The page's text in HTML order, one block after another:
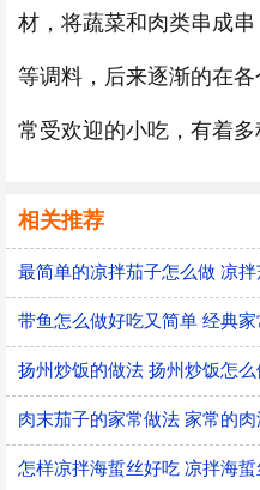
材，将蔬菜和肉类串成
等调料，后来逐渐的在
常受欢迎的小吃，有着多
相关推荐
扬州炒饭的做法 扬州炒饭怎
肉末茄子的家常做法 家常的
怎样凉拌海蜇丝好吃 凉拌海